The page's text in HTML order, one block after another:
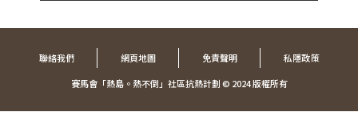
聯絡我們 網頁地圖 免責聲明
私隱政策
賽馬會「熱島。熱不倒」社區抗熱計劃 © 2024版權所有